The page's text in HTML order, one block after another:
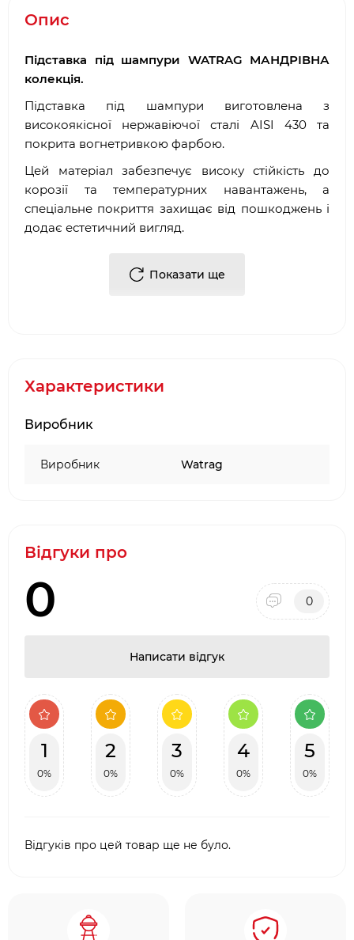
Опис
Підставка під шампури WATRAG МАНДРІВНА
колекція.
Підставка під шампури виготовлена з
високоякісної нержавіючої сталі AISI 430 та
покрита вогнетривкою фарбою.
Цей матеріал забезпечує високу стійкість до
корозії та температурних навантажень, а
спеціальне покриття захищає від пошкоджень і
додає естетичний вигляд.
підходить для приготування ваших улюблених
Матеріал - нержавіюча сталь AISI 430
Вага - 0.58 кг
Показати ще
Характеристики
Виробник
Виробник Watrag
Відгуки про
0 0
Написати відгук
1
0%
2
0%
3
0%
4
0%
5
0%
Відгуків про цей товар ще не було.